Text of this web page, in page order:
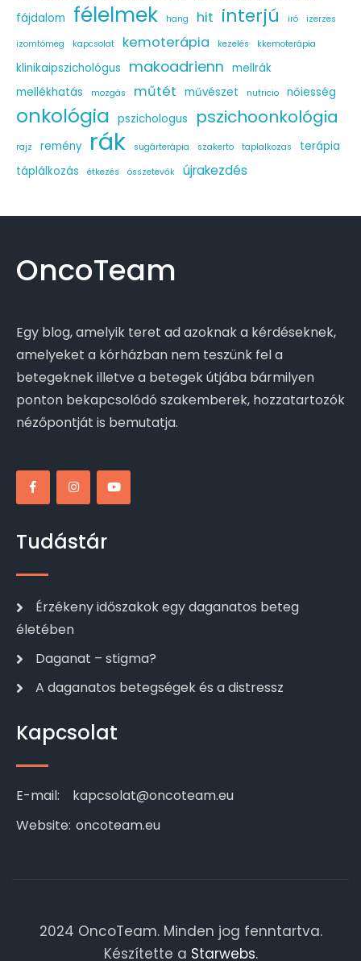
fájdalom félelmek hang hit interjú iró izerzes
izomtömeg kapcsolat kemoterápia kezelés kkemoterápia
klinikaipszichológus makoadrienn mellrák
mellékhatás
mozgás műtét művészet nutricio nőiesség
onkológia pszichologus pszichoonkológia
rajz remény rák sugárterápia szakerto taplalkozas
terápia
táplálkozás
étkezés összetevők újrakezdés
OncoTeam
Egy blog, amelyik teret ad azoknak a kérdéseknek,
amelyeket a kórházban nem teszünk fel a
betegeknek illetve a betegek útjába bármilyen
ponton bekapcsolódó szakemberek, hozzatartozók
nézőpontját is bemutatja.
Tudástár
Érzékeny időszakok egy daganatos beteg
életében
Daganat – stigma?
A daganatos betegségek és a distressz
Kapcsolat
E-mail:
kapcsolat@oncoteam.eu
Website: oncoteam.eu
2024 OncoTeam. Minden jog fenntartva.
Készítette a Starwebs.